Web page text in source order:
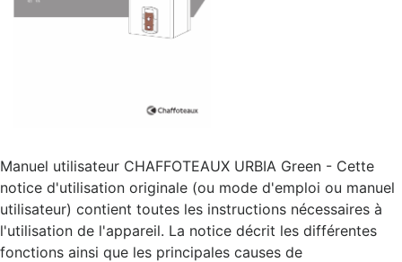
Manuel utilisateur CHAFFOTEAUX URBIA Green - Cette
notice d'utilisation originale (ou mode d'emploi ou manuel
utilisateur) contient toutes les instructions nécessaires à
l'utilisation de l'appareil. La notice décrit les différentes
fonctions ainsi que les principales causes de